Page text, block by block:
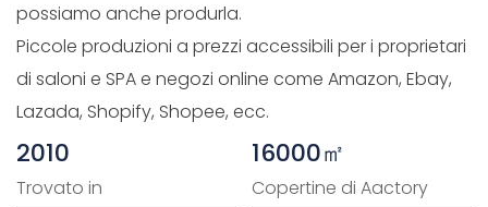
possiamo anche produrla.
Piccole produzioni a prezzi accessibili per i proprietari
di saloni e SPA e negozi online come Amazon, Ebay,
Lazada, Shopify, Shopee, ecc.
2010
Trovato in
16000㎡
Copertine di Aactory